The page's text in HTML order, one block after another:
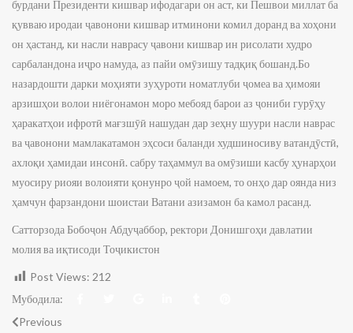
Сатторзода Бобоҷон Абдуҷаббор, ректори Донишгоҳи давлатии
молия ва иқтисоди Тоҷикистон
Post Views: 212
Мубодила:
Previous